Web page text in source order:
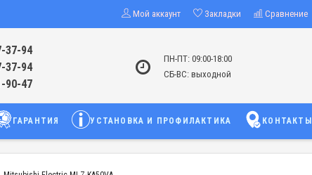
Мой аккаунт Закладки Сравнение
37-94
37-94
90-47
ПН-ПТ: 09:00-18:00
СБ-ВС: выходной
ГАРАНТИЯ УСТАНОВКА И ПРОФИЛАКТИКА КОНТАКТЫ